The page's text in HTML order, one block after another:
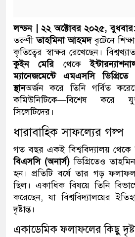
লন্ডন | ২২ অক্টোবর ২০২৫,
তরুণীতাহমিনা আহমদবৃটেনে
কৃতিত্বের স্বাক্ষর রেখেছেন।
কুইন মেরিথেকে
ম্যানেজমেন্টে এমএসসি ডিগ্রিতে
স্থানঅর্জন করে তিনি গর্বিত
কমিউনিটিকে—বিশেষ করে
সিলেটিদের।
ধারাবাহিক সাফল্যের গল্প
গত বছর একই বিশ্ববিদ্যালয় থেকে
বিএসসি (অনার্স) ডিগ্রিতেও
হন। প্রতিটি বর্ষে তার গড়
ছিল। একাধিক বিষয়ে তিনি
করেছেন, যা বিশ্ববিদ্যালয়ের
দৃষ্টান্ত।
একাডেমিক ফলাফলের কিছু